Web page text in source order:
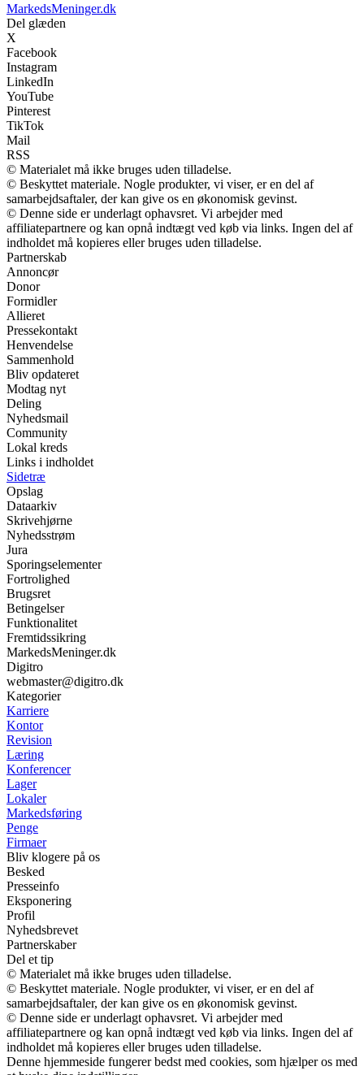
MarkedsMeninger.dk
Del glæden
X
Facebook
Instagram
LinkedIn
YouTube
Pinterest
TikTok
Mail
RSS
© Materialet må ikke bruges uden tilladelse.
© Beskyttet materiale. Nogle produkter, vi viser, er en del af
samarbejdsaftaler, der kan give os en økonomisk gevinst.
© Denne side er underlagt ophavsret. Vi arbejder med
affiliatepartnere og kan opnå indtægt ved køb via links. Ingen del af
indholdet må kopieres eller bruges uden tilladelse.
Partnerskab
Annoncør
Donor
Formidler
Allieret
Pressekontakt
Henvendelse
Sammenhold
Bliv opdateret
Modtag nyt
Deling
Nyhedsmail
Community
Lokal kreds
Links i indholdet
Sidetræ
Opslag
Dataarkiv
Skrivehjørne
Nyhedsstrøm
Jura
Sporingselementer
Fortrolighed
Brugsret
Betingelser
Funktionalitet
Fremtidssikring
MarkedsMeninger.dk
Digitro
webmaster@digitro.dk
Kategorier
Karriere
Kontor
Revision
Læring
Konferencer
Lager
Lokaler
Markedsføring
Penge
Firmaer
Bliv klogere på os
Besked
Presseinfo
Eksponering
Profil
Nyhedsbrevet
Partnerskaber
Del et tip
© Materialet må ikke bruges uden tilladelse.
© Beskyttet materiale. Nogle produkter, vi viser, er en del af
samarbejdsaftaler, der kan give os en økonomisk gevinst.
© Denne side er underlagt ophavsret. Vi arbejder med
affiliatepartnere og kan opnå indtægt ved køb via links. Ingen del af
indholdet må kopieres eller bruges uden tilladelse.
Denne hjemmeside fungerer bedst med cookies, som hjælper os med